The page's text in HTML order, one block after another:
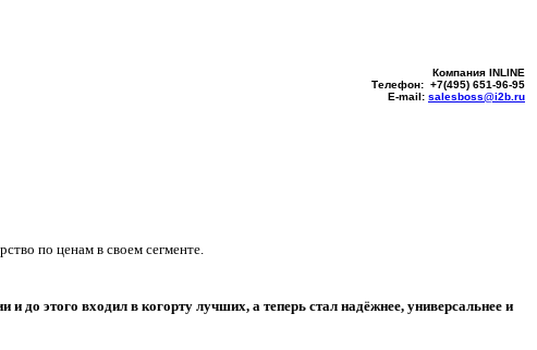
Компания INLINE
Телефон: +7(495) 651-96-95
E-mail: salesboss@i2b.ru
по ценам в своем сегменте.
до этого входил в когорту лучших, а теперь стал надёжнее, универсальнее и